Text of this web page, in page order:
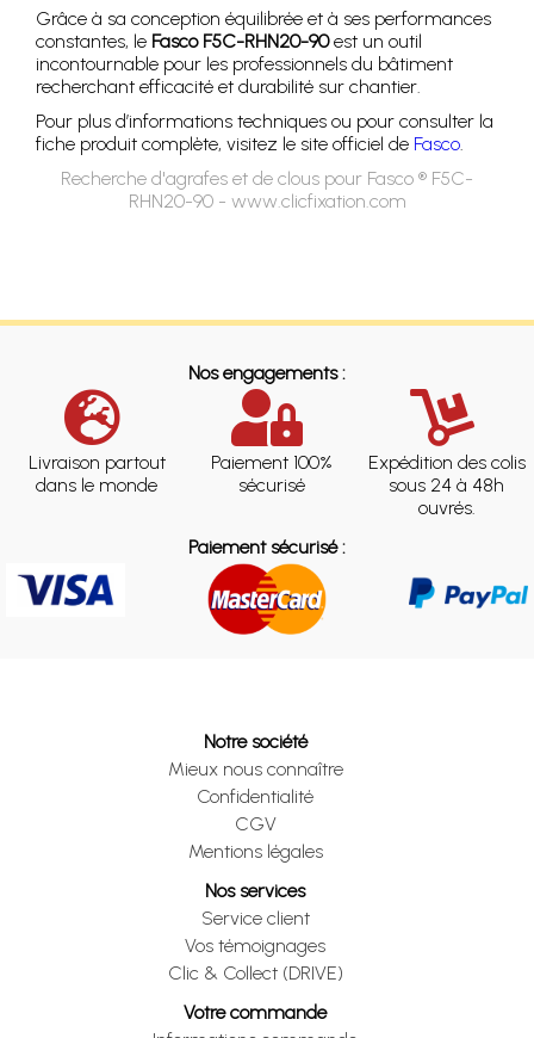
Grâce à sa conception équilibrée et à ses performances
constantes, le Fasco F5C-RHN20-90est un outil
incontournable pour les professionnels du bâtiment
recherchant efficacité et durabilité sur chantier.
Pour plus d’informations techniques ou pour consulter la
fiche produit complète, visitez le site officiel de Fasco.
Recherche d'agrafes et de clous pour Fasco ® F5C-
RHN20-90 - www.clicfixation.com
Nos engagements :
Livraison partout
dans le monde
Paiement 100%
sécurisé
Expédition des colis
sous 24 à 48h
ouvrés.
Paiement sécurisé :
Notre société
Mieux nous connaître
Confidentialité
CGV
Mentions légales
Nos services
Service client
Vos témoignages
Clic & Collect (DRIVE)
Votre commande